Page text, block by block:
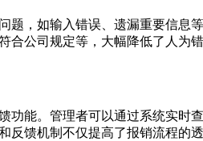
题，如输入错误、遗漏重要信息
合公司规定等，大幅降低了人为错
功能。管理者可以通过系统实时
反馈机制不仅提高了报销流程的